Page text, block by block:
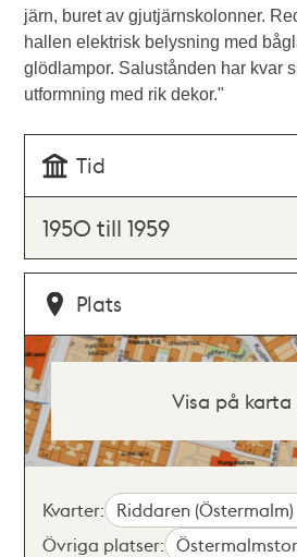
järn, buret av gjutjärnskolonner.
hallen elektrisk belysning med
glödlampor. Salustånden har kvar
utformning med rik dekor."
Tid
1950 till 1959
Plats
Visa på karta
Kvarter: Riddaren (Östermalm)
Övriga platser: